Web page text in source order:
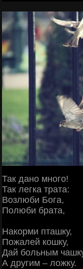
Так дано много!
Так легка трата:
Возлюби Бога,
Полюби брата,
Накорми пташку,
Пожалей кошку,
Дай больным
А другим – ложку.